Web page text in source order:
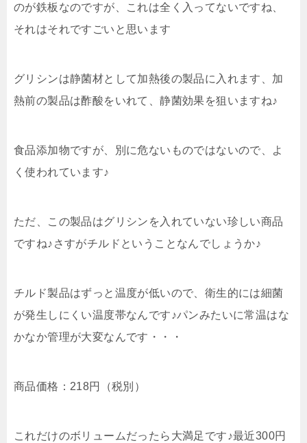
のが鉄板なのですが、これは全く入ってないですね、
それはそれですごいと思います
グリシンは静菌材として加熱後の製品に入れます、加
熱前の製品は酢酸をいれて、静菌効果を狙いますね♪
食品添加物ですが、別に危ないものではないので、よ
く使われています♪
ただ、この製品はグリシンを入れていない珍しい商品
ですね♪さすがチルドということなんでしょうか♪
チルド製品はずっと温度が低いので、衛生的には細菌
が発生しにくい温度帯なんです♪パンみたいに常温はな
かなか管理が大変なんです・・・
商品価格：218円（税別）
これだけのボリュームだったら大満足です♪最近300円